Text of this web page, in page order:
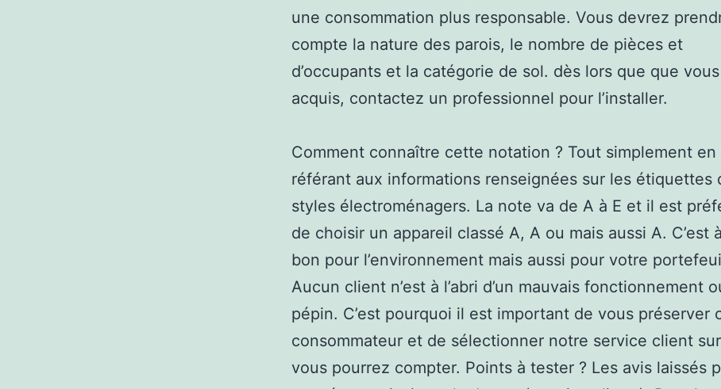
une consommation plus responsable. Vous devrez
compte la nature des parois, le nombre de pièces et
d’occupants et la catégorie de sol. dès lors que que vous
acquis, contactez un professionnel pour l’installer.
Comment connaître cette notation ? Tout simplement en
référant aux informations renseignées sur les étiquettes
styles électroménagers. La note va de A à E et il est
de choisir un appareil classé A, A ou mais aussi A. C’est
bon pour l’environnement mais aussi pour votre
Aucun client n’est à l’abri d’un mauvais fonctionnement
pépin. C’est pourquoi il est important de vous préserver
consommateur et de sélectionner notre service client
vous pourrez compter. Points à tester ? Les avis laissés